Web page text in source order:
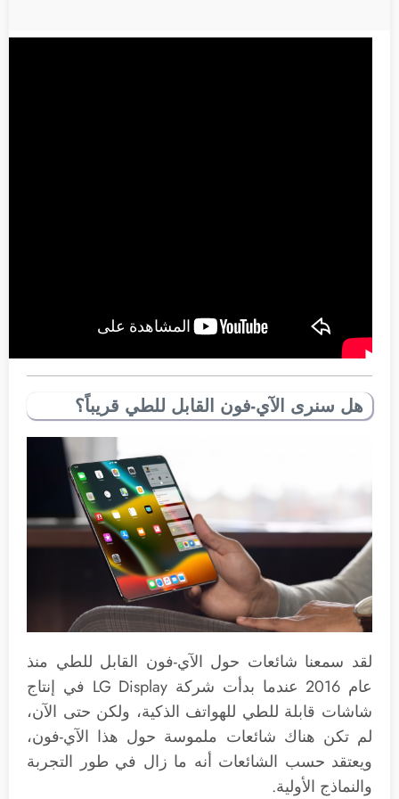
هل سنرى الآي-فون القابل للطي قريباً؟
لقد سمعنا شائعات حول الآي-فون القابل للطي منذ
عام 2016 عندما بدأت شركة LG Display في إنتاج
شاشات قابلة للطي للهواتف الذكية، ولكن حتى الآن،
لم تكن هناك شائعات ملموسة حول هذا الآي-فون،
ويعتقد حسب الشائعات أنه ما زال في طور التجربة
والنماذج الأولية.